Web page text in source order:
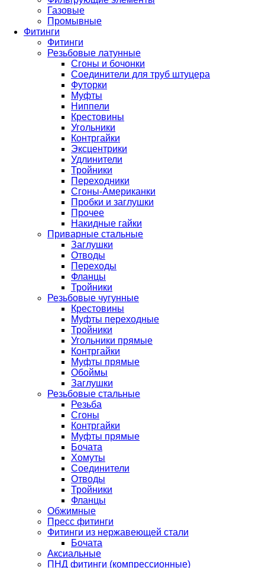
Газовые
Промывные
Фитинги
Фитинги
Резьбовые латунные
Сгоны и бочонки
Соединители для труб штуцера
Футорки
Муфты
Ниппели
Крестовины
Угольники
Контргайки
Эксцентрики
Удлинители
Тройники
Переходники
Сгоны-Американки
Пробки и заглушки
Прочее
Накидные гайки
Приварные стальные
Заглушки
Отводы
Переходы
Фланцы
Тройники
Резьбовые чугунные
Крестовины
Муфты переходные
Тройники
Угольники прямые
Контргайки
Муфты прямые
Обоймы
Заглушки
Резьбовые стальные
Резьба
Сгоны
Контргайки
Муфты прямые
Бочата
Хомуты
Соединители
Отводы
Тройники
Фланцы
Обжимные
Пресс фитинги
Фитинги из нержавеющей стали
Бочата
Аксиальные
ПНД фитинги (компрессионные)